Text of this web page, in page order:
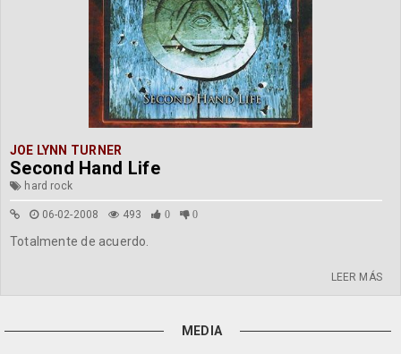
JOE LYNN TURNER
Second Hand Life
hard rock
06-02-2008 493 0 0
Totalmente de acuerdo.
LEER MÁS
MEDIA